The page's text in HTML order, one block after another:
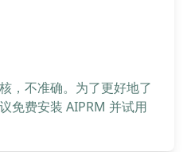
，不准确。为了更好地了
免费安装 AIPRM 并试用